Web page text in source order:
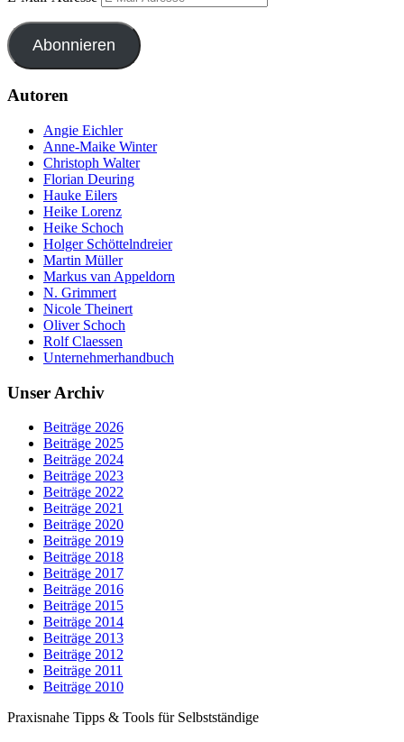
Abonnieren
Autoren
Angie Eichler
Anne-Maike Winter
Christoph Walter
Florian Deuring
Hauke Eilers
Heike Lorenz
Heike Schoch
Holger Schöttelndreier
Martin Müller
Markus van Appeldorn
N. Grimmert
Nicole Theinert
Oliver Schoch
Rolf Claessen
Unternehmerhandbuch
Unser Archiv
Beiträge 2026
Beiträge 2025
Beiträge 2024
Beiträge 2023
Beiträge 2022
Beiträge 2021
Beiträge 2020
Beiträge 2019
Beiträge 2018
Beiträge 2017
Beiträge 2016
Beiträge 2015
Beiträge 2014
Beiträge 2013
Beiträge 2012
Beiträge 2011
Beiträge 2010
Praxisnahe Tipps & Tools für Selbstständige